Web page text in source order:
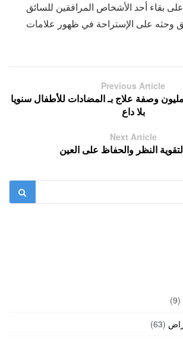
بقاء أحد الأشخاص المرافقين للسائق
وحثه على الإستراحة في ظهور علامات
Previous Article
دراسة أمريكية: 11مليون وصفة علاج بـ المضادات للأطفال سنويا
بلا داع
Next Article
النظر والحفاظ على العين
(9)
(63)